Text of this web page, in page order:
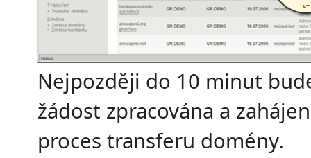
Nejpozději do 10 minut
žádost zpracována a
proces transferu domény.